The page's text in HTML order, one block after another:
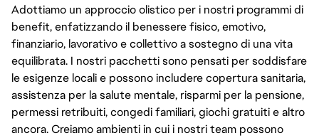
Adottiamo un approccio olistico per i nostri programmi di
benefit, enfatizzando il benessere fisico, emotivo,
finanziario, lavorativo e collettivo a sostegno di una vita
equilibrata. I nostri pacchetti sono pensati per soddisfare
le esigenze locali e possono includere copertura sanitaria,
assistenza per la salute mentale, risparmi per la pensione,
permessi retribuiti, congedi familiari, giochi gratuiti e altro
ancora. Creiamo ambienti in cui i nostri team possono